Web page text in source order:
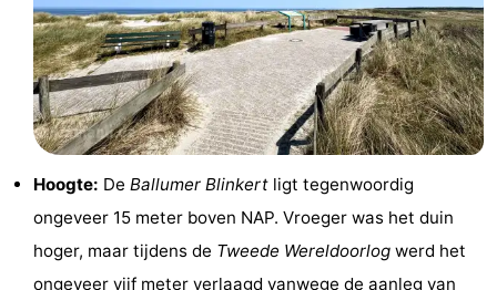
Route
Boot
Waddenhoppen
Reisboekenwinkel
Nieuws
Medische
Hoogte: De Ballumer Blinkert ligt tegenwoordig
ongeveer 15 meter boven NAP. Vroeger was het duin
hoger, maar tijdens de Tweede Wereldoorlog werd het
ongeveer vijf meter verlaagd vanwege de aanleg van